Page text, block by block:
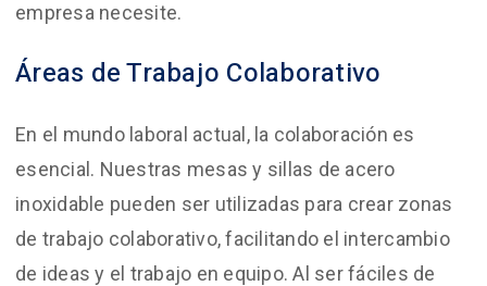
empresa necesite.
Áreas de Trabajo Colaborativo
En el mundo laboral actual, la colaboración es
esencial. Nuestras mesas y sillas de acero
inoxidable pueden ser utilizadas para crear zonas
de trabajo colaborativo, facilitando el intercambio
de ideas y el trabajo en equipo. Al ser fáciles de